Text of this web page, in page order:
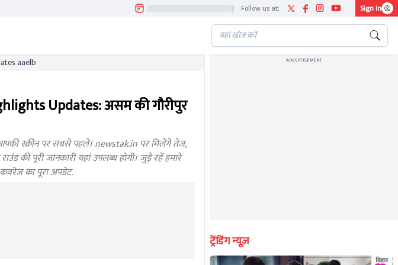
| Follow us at: Sign In
chunav result live updates aaelb
Updates: असम की गौरीपुर
स्क्रीन पर सबसे पहले। newstak.in पर मिलेंगे तेज,
की पूरी जानकारी यहां उपलब्ध होगी। जुड़े रहें हमारे
का पूरा अपडेट.
ADVERTISEMENT
ट्रेंडिंग न्यूज़